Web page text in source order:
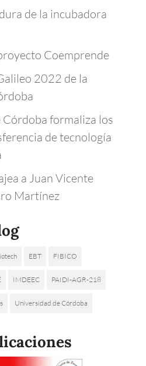
de la incubadora
Coemprende
2022 de la
Córdoba formaliza los
de tecnología
a Juan Vicente
Martínez
EBT FIBICO
IMDEEC PAIDI-AGR-218
Universidad de Córdoba